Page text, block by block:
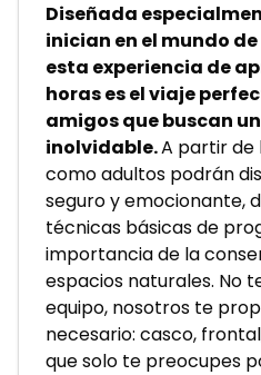
Diseñada
inician en el mundo
esta experiencia de
horas es el viaje
amigos que buscan
inolvidable. A partir de
como adultos podrán
seguro y emocionante,
técnicas básicas de
importancia de la
espacios naturales. No
equipo, nosotros te
necesario: casco,
que solo te preocupes